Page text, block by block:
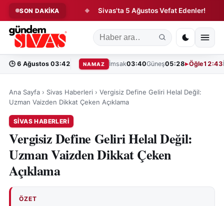
SON DAKİKA
Hareketliliği! Sivas'ta 5 Ağustos Vefat Edenler! ◆
🕒 6 Ağustos 03:42 NAMAZ İmsak03:40Güneş05:28 Öğle12:43
Ana Sayfa › Sivas Haberleri › Vergisiz Define Geliri Helal Değil:
Uzman Vaizden Dikkat Çeken Açıklama
SIVAS HABERLERI
Vergisiz Define Geliri Helal Değil:
Uzman Vaizden Dikkat Çeken
Açıklama
ÖZET